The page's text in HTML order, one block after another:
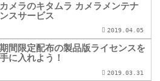
カメラのキタムラ カメラメンテナ
ンスサービス
2019.04.05
期間限定配布の製品版ライセンスを
手に入れよう！
2019.03.31